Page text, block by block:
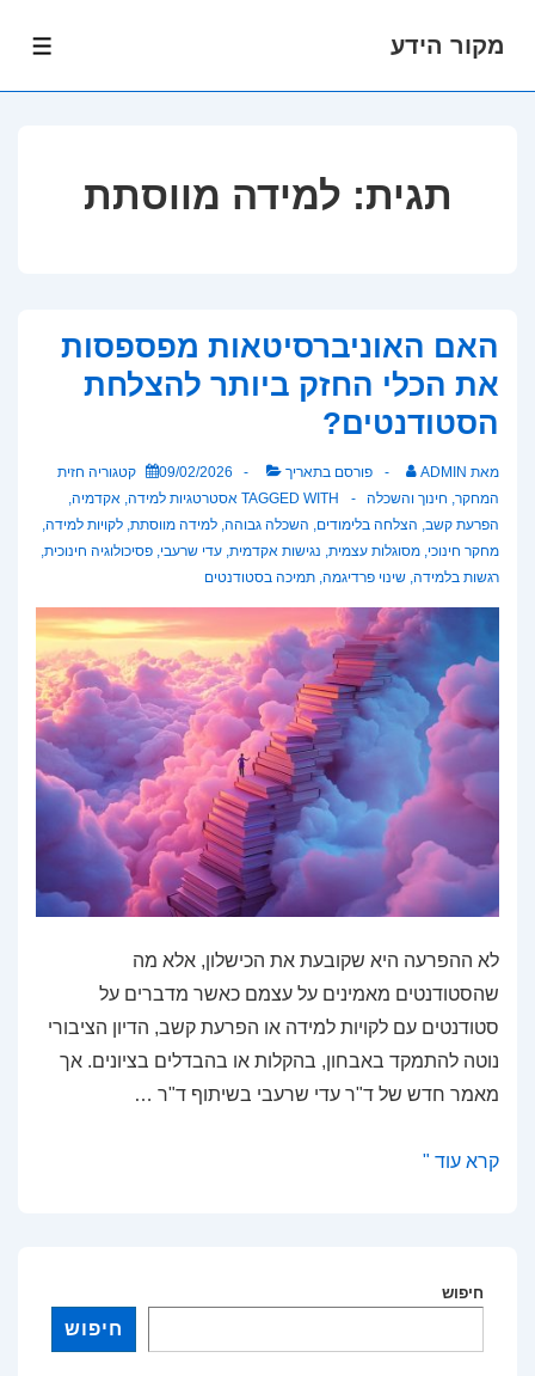
מקור הידע
תגית: למידה מווסתת
האם האוניברסיטאות מפספסות
את הכלי החזק ביותר להצלחת
הסטודנטים?
מאת ADMIN פורסם בתאריך 09/02/2026 קטגוריה חזית
המחקר, חינוך והשכלה TAGGED WITH אסטרטגיות למידה, אקדמיה,
הפרעת קשב, הצלחה בלימודים, השכלה גבוהה, למידה מווסתת, לקויות למידה,
מחקר חינוכי, מסוגלות עצמית, נגישות אקדמית, עדי שרעבי, פסיכולוגיה חינוכית,
רגשות בלמידה, שינוי פרדיגמה, תמיכה בסטודנטים
לא ההפרעה היא שקובעת את הכישלון, אלא מה
שהסטודנטים מאמינים על עצמם כאשר מדברים על
סטודנטים עם לקויות למידה או הפרעת קשב, הדיון הציבורי
נוטה להתמקד באבחון, בהקלות או בהבדלים בציונים. אך
מאמר חדש של ד"ר עדי שרעבי בשיתוף ד"ר …
האם
הכלי
קרא עוד "
חיפוש
חיפוש